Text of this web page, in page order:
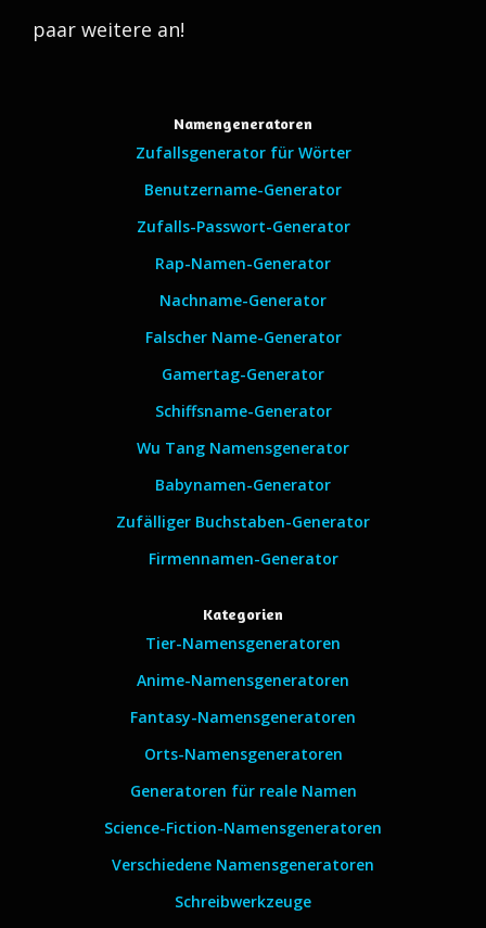
paar weitere an!
Namengeneratoren
Zufallsgenerator für Wörter
Benutzername-Generator
Zufalls-Passwort-Generator
Rap-Namen-Generator
Nachname-Generator
Falscher Name-Generator
Gamertag-Generator
Schiffsname-Generator
Wu Tang Namensgenerator
Babynamen-Generator
Zufälliger Buchstaben-Generator
Firmennamen-Generator
Kategorien
Tier-Namensgeneratoren
Anime-Namensgeneratoren
Fantasy-Namensgeneratoren
Orts-Namensgeneratoren
Generatoren für reale Namen
Science-Fiction-Namensgeneratoren
Verschiedene Namensgeneratoren
Schreibwerkzeuge